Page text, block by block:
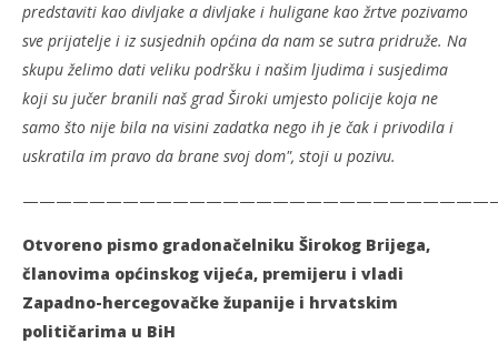
predstaviti kao divljake a divljake i huligane kao žrtve pozivamo
sve prijatelje i iz susjednih općina da nam se sutra pridruže. Na
skupu želimo dati veliku podršku i našim ljudima i susjedima
koji su jučer branili naš grad Široki umjesto policije koja ne
samo što nije bila na visini zadatka nego ih je čak i privodila i
uskratila im pravo da brane svoj dom", stoji u pozivu.
Otvoreno pismo gradonačelniku Širokog Brijega,
članovima općinskog vijeća, premijeru i vladi
Zapadno-hercegovačke županije i hrvatskim
političarima u BiH